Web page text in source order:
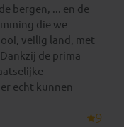
bergen, ... en de
die we
veilig land, met
de prima
echt kunnen
9